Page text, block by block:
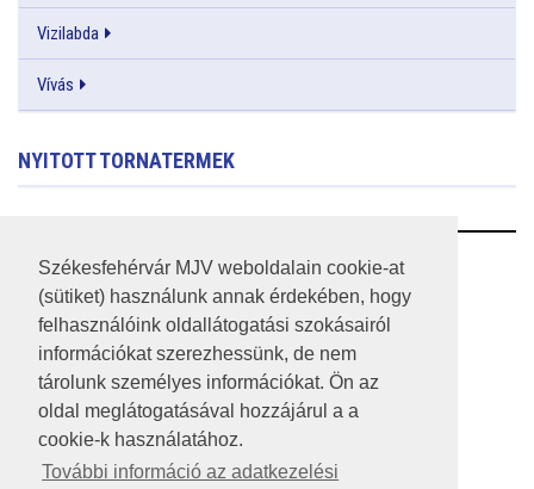
Székesfehérvár MJV weboldalain cookie-at
(sütiket) használunk annak érdekében, hogy
felhasználóink oldallátogatási szokásairól
információkat szerezhessünk, de nem
tárolunk személyes információkat. Ön az
oldal meglátogatásával hozzájárul a a
cookie-k használatához.
További információ az adatkezelési
Vizilabda
Vívás
NYITOTT TORNATERMEK
RSS
A HONLAP 2017.03.31-I ÁLLAPOTA
JOGI NYILATKOZAT
IMPRESSZUM